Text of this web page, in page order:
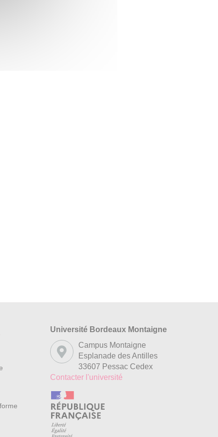
Université Bordeaux Montaigne
Campus Montaigne
Esplanade des Antilles
33607 Pessac Cedex
Contacter l'université